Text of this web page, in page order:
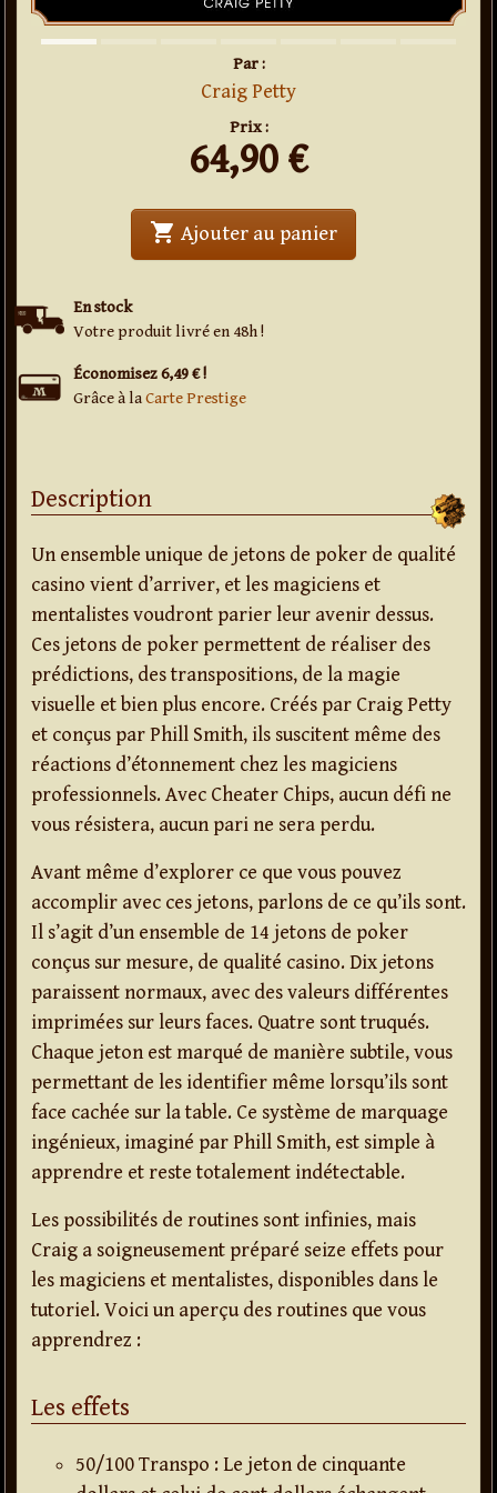
Par :
Craig Petty
Prix :
64,90 €
En stock
Votre produit livré en 48h !
Économisez 6,49 € !
Grâce à laCarte Prestige
shopping_cart Ajouter au panier' . Cheater Chips .
Description
Un ensemble unique de jetons de poker de qualité
casino vient d’arriver, et les magiciens et
mentalistes voudront parier leur avenir dessus.
Ces jetons de poker permettent de réaliser des
prédictions, des transpositions, de la magie
visuelle et bien plus encore. Créés par Craig Petty
et conçus par Phill Smith, ils suscitent même des
réactions d’étonnement chez les magiciens
professionnels. Avec Cheater Chips, aucun défi ne
vous résistera, aucun pari ne sera perdu.
Avant même d’explorer ce que vous pouvez
accomplir avec ces jetons, parlons de ce qu’ils sont.
Il s’agit d’un ensemble de 14 jetons de poker
conçus sur mesure, de qualité casino. Dix jetons
paraissent normaux, avec des valeurs différentes
imprimées sur leurs faces. Quatre sont truqués.
Chaque jeton est marqué de manière subtile, vous
permettant de les identifier même lorsqu’ils sont
face cachée sur la table. Ce système de marquage
ingénieux, imaginé par Phill Smith, est simple à
apprendre et reste totalement indétectable.
Les possibilités de routines sont infinies, mais
Craig a soigneusement préparé seize effets pour
les magiciens et mentalistes, disponibles dans le
tutoriel. Voici un aperçu des routines que vous
apprendrez :
Les effets
50/100 Transpo : Le jeton de cinquante